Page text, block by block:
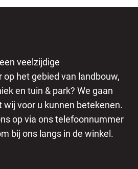
veelzijdige
het gebied van landbouw,
en tuin & park? We gaan
wij voor u kunnen betekenen.
op via ons telefoonnummer
bij ons langs in de winkel.